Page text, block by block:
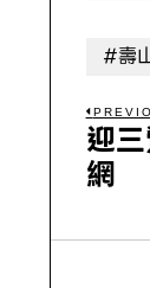
#壽
迎
網